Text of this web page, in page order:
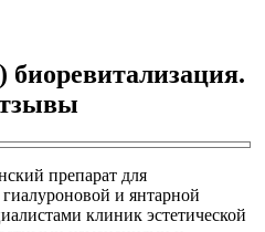
препарат для
и янтарной
клиник эстетической